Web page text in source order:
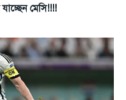
মেসি!!!!